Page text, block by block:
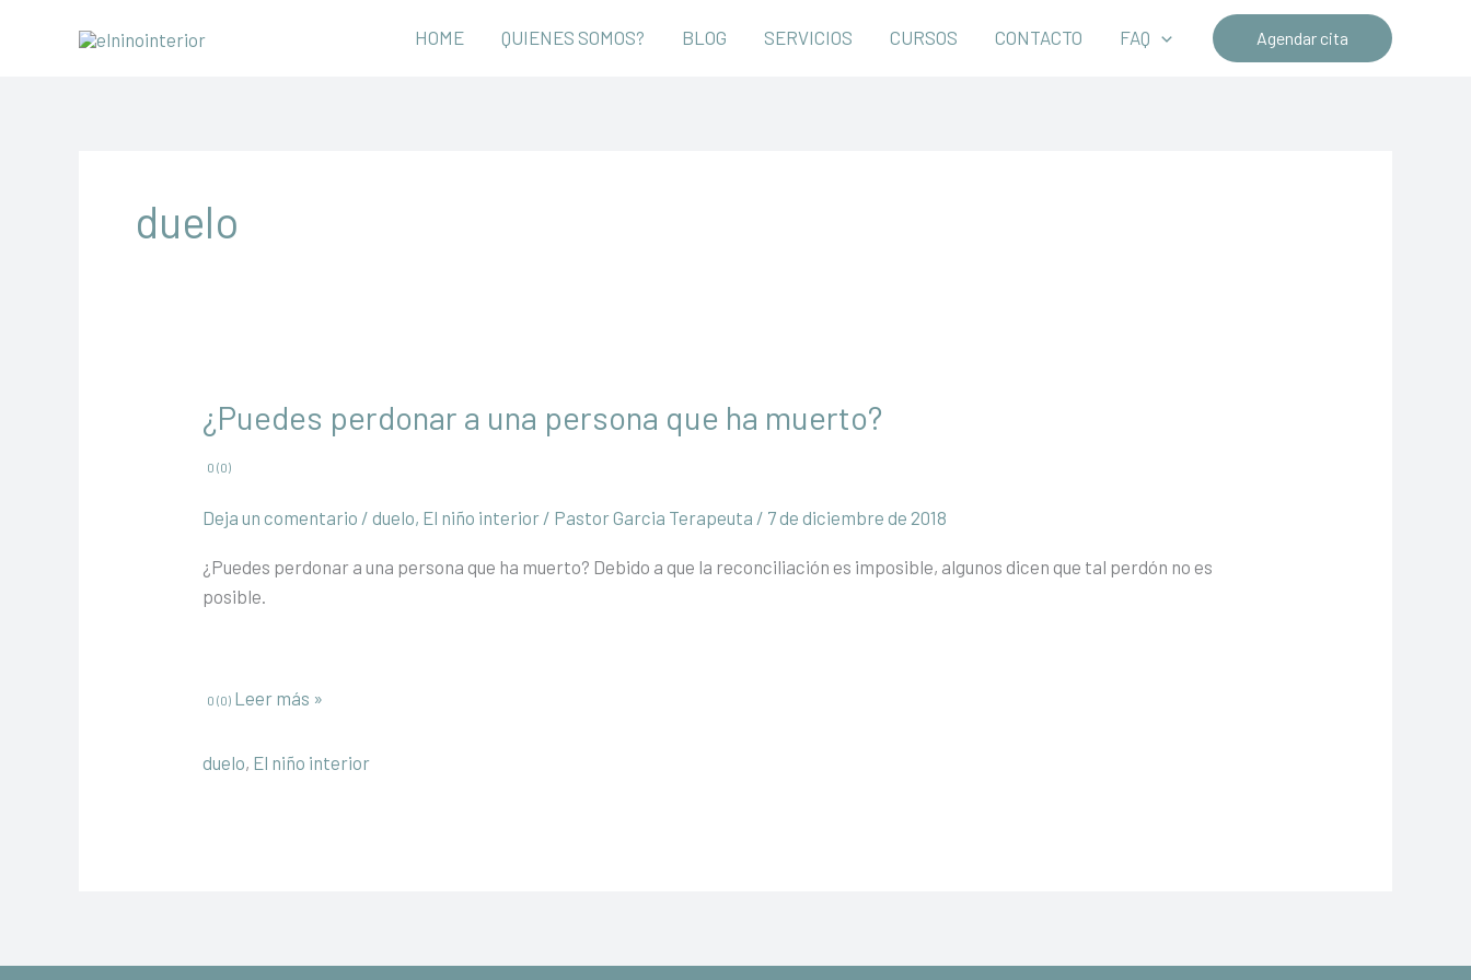
HOME QUIENES SOMOS? BLOG SERVICIOS CURSOS CONTACTO FAQ Agendar cita
duelo
¿Puedes perdonar a una persona que ha muerto?
0 (0)
Deja un comentario /duelo, El niño interior / Pastor Garcia Terapeuta / 7 de diciembre de 2018
¿Puedes perdonar a una persona que ha muerto? Debido a que la reconciliación es imposible, algunos dicen que tal perdón no es
posible.
perdonar
una
0 (0) Leer más »
duelo, El niño interior